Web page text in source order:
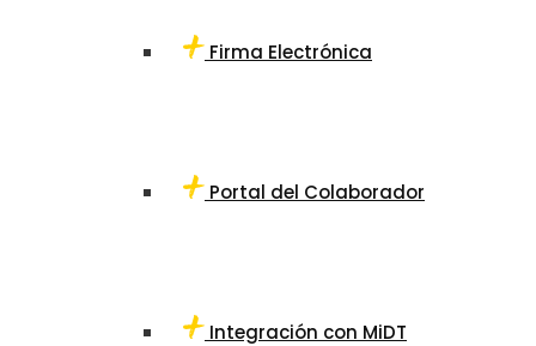
Firma Electrónica
Portal del Colaborador
Integración con MiDT